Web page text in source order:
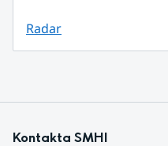
Radar
Kontakta SMHI